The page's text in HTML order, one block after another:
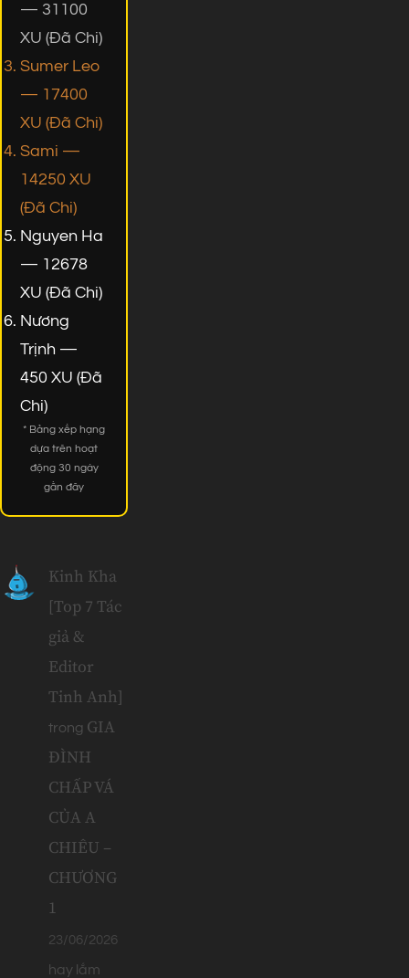
— 31100
XU (Đã Chi)
Sumer Leo
— 17400
XU (Đã Chi)
Sami —
14250 XU
(Đã Chi)
Nguyen Ha
— 12678
XU (Đã Chi)
Nương
Trịnh —
450 XU (Đã
Chi)
* Bảng xếp hạng
dựa trên hoạt
động 30 ngày
gần đây
Kinh Kha
[Top 7 Tác
giả &
Editor
Tinh Anh]
trong GIA
ĐÌNH
CHẤP VÁ
CỦA A
CHIÊU –
CHƯƠNG
1
23/06/2026
hay lắm